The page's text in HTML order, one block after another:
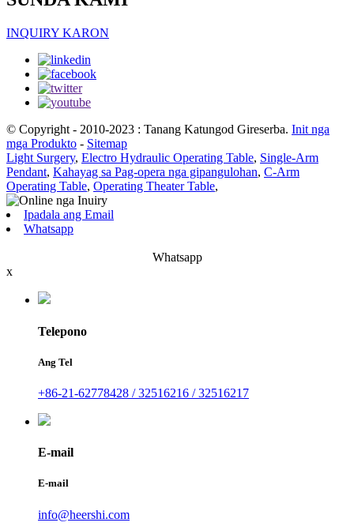
INQUIRY KARON
© Copyright - 2010-2023 : Tanang Katungod Gireserba. Init nga
mga Produkto - Sitemap
Light Surgery, Electro Hydraulic Operating Table, Single-Arm
Pendant, Kahayag sa Pag-opera nga gipangulohan, C-Arm
Operating Table, Operating Theater Table,
Ipadala ang Email
Whatsapp
Whatsapp
x
Telepono
Ang Tel
+86-21-62778428 / 32516216 / 32516217
E-mail
E-mail
info@heershi.com